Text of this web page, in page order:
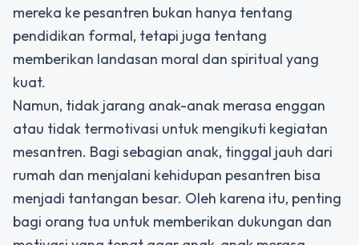
mereka ke pesantren bukan hanya tentang
pendidikan formal, tetapi juga tentang
memberikan landasan moral dan spiritual yang
kuat.
Namun, tidak jarang anak-anak merasa enggan
atau tidak termotivasi untuk mengikuti kegiatan
mesantren. Bagi sebagian anak, tinggal jauh dari
rumah dan menjalani kehidupan pesantren bisa
menjadi tantangan besar. Oleh karena itu, penting
bagi orang tua untuk memberikan dukungan dan